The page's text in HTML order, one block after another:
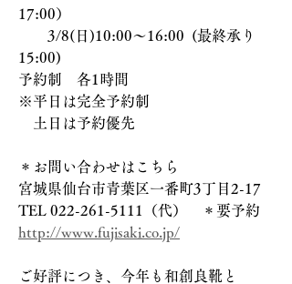
17:00）
3/8(日)10:00～16:00  (最終承り
15:00)
予約制　各1時間
※平日は完全予約制
土日は予約優先
＊お問い合わせはこちら
宮城県仙台市青葉区一番町3丁目2-17
TEL 022-261-5111（代）　＊要予約
http://www.fujisaki.co.jp/
ご好評につき、今年も和創良靴と